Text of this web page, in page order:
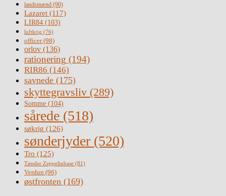
landsmænd (90)
Lazaret (117)
LIR84 (103)
luftkrig (76)
officer(98)
orlov (136)
rationering (194)
RIR86 (146)
savnede (175)
skyttegravsliv (289)
Somme (104)
sårede (518)
søkrig (126)
sønderjyder (520)
Tro (125)
Tønder Zeppelinbase (81)
Verdun (96)
østfronten (169)